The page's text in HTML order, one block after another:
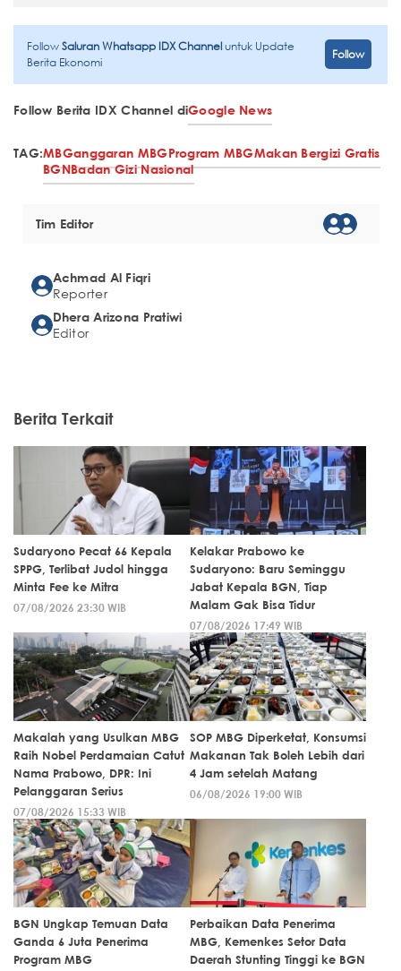
FollowSaluran Whatsapp IDX Channeluntuk Update
Berita Ekonomi
Follow
Follow Berita IDX Channel diGoogle News
TAG:MBGanggaran MBGProgram MBGMakan Bergizi Gratis
BGNBadan Gizi Nasional
Tim Editor
Achmad Al Fiqri
Reporter
Dhera Arizona Pratiwi
Editor
Berita Terkait
Sudaryono Pecat 66 Kepala
SPPG, Terlibat Judol hingga
Minta Fee ke Mitra
07/08/2026 23:30 WIB
Kelakar Prabowo ke
Sudaryono: Baru Seminggu
Jabat Kepala BGN, Tiap
Malam Gak Bisa Tidur
07/08/2026 17:49 WIB
Makalah yang Usulkan MBG
Raih Nobel Perdamaian Catut
Nama Prabowo, DPR: Ini
Pelanggaran Serius
07/08/2026 15:33 WIB
SOP MBG Diperketat, Konsumsi
Makanan Tak Boleh Lebih dari
4 Jam setelah Matang
06/08/2026 19:00 WIB
BGN Ungkap Temuan Data
Ganda 6 Juta Penerima
Program MBG
Perbaikan Data Penerima
MBG, Kemenkes Setor Data
Daerah Stunting Tinggi ke BGN